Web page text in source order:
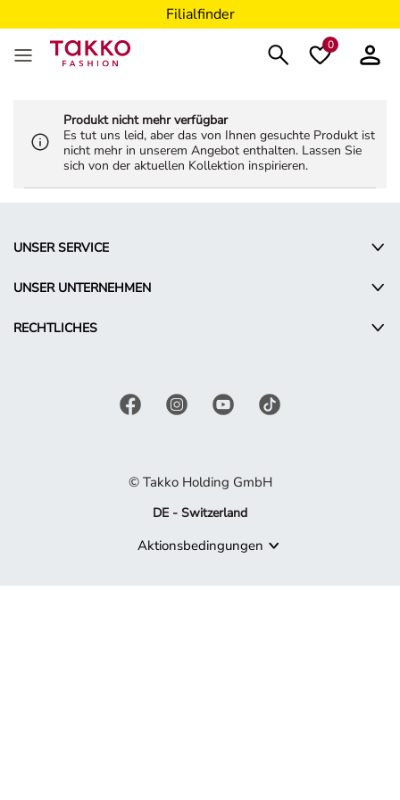
Filialfinder
0
Produkt nicht mehr verfügbar
Es tut uns leid, aber das von Ihnen gesuchte Produkt ist
nicht mehr in unserem Angebot enthalten. Lassen Sie
sich von der aktuellen Kollektion inspirieren.
UNSER SERVICE
UNSER UNTERNEHMEN
RECHTLICHES
© Takko Holding GmbH
DE - Switzerland
Aktionsbedingungen